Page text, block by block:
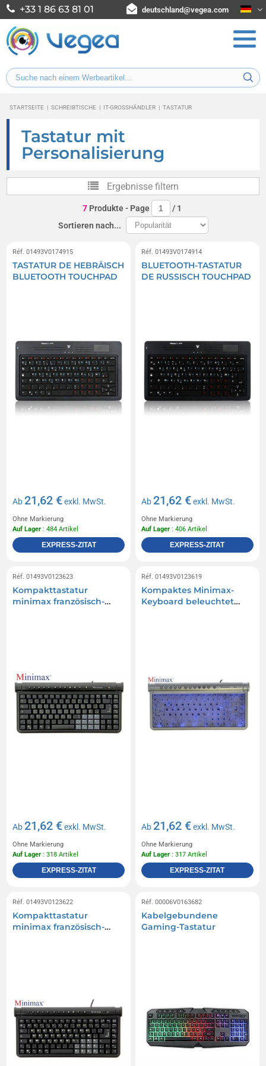
+33 1 86 63 81 01 deutschland@vegea.com
STARTSEITE | SCHREIBTISCHE | IT-GROSSHÄNDLER | TASTATUR
Tastatur mit
Personalisierung
Ergebnisse filtern
7 Produkte - Page / 1
Sortieren nach...
Réf. 01493V0174915
TASTATUR DE HEBRÄISCH
BLUETOOTH TOUCHPAD
Ab21,62 €exkl. MwSt.
Ohne Markierung
Auf Lager : 484 Artikel
EXPRESS-ZITAT
Réf. 01493V0174914
BLUETOOTH-TASTATUR
DE RUSSISCH TOUCHPAD
Ab21,62 €exkl. MwSt.
Ohne Markierung
Auf Lager : 406 Artikel
EXPRESS-ZITAT
Réf. 01493V0123623
Kompakttastatur
minimax französisch-
Ab21,62 €exkl. MwSt.
Ohne Markierung
Auf Lager : 318 Artikel
EXPRESS-ZITAT
Réf. 01493V0123619
Kompaktes Minimax-
Keyboard beleuchtet
Ab21,62 €exkl. MwSt.
Ohne Markierung
Auf Lager : 317 Artikel
EXPRESS-ZITAT
Réf. 01493V0123622
Kompakttastatur
minimax französisch-
Réf. 00006V0163682
Kabelgebundene
Gaming-Tastatur